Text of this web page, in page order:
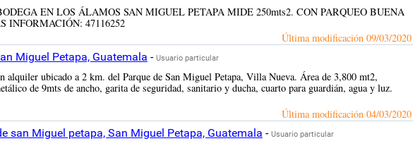
EN LOS ÁLAMOS SAN MIGUEL PETAPA MIDE 250mts2. CON PARQUEO BUENA
INFORMACIÓN: 47116252
Última modificación 09/03/2020
Miguel Petapa, Guatemala - Usuario particular
alquiler ubicado a 2 km. del Parque de San Miguel Petapa, Villa Nueva. Área de 3,800 mt2,
de 9mts de ancho, garita de seguridad, sanitario y ducha, cuarto para guardián, agua y luz.
Última modificación 04/03/2020
san Miguel petapa, San Miguel Petapa, Guatemala - Usuario particular